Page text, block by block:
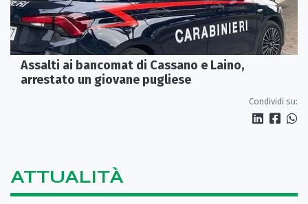
Assalti ai bancomat di Cassano e Laino,
arrestato un giovane pugliese
Condividi su:
ATTUALITÀ